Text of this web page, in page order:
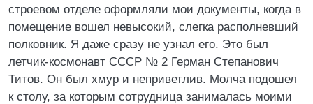
строевом отделе оформляли мои документы, когда в
помещение вошел невысокий, слегка располневший
полковник. Я даже сразу не узнал его. Это был
летчик-космонавт СССР № 2 Герман Степанович
Титов. Он был хмур и неприветлив. Молча подошел
к столу, за которым сотрудница занималась моими